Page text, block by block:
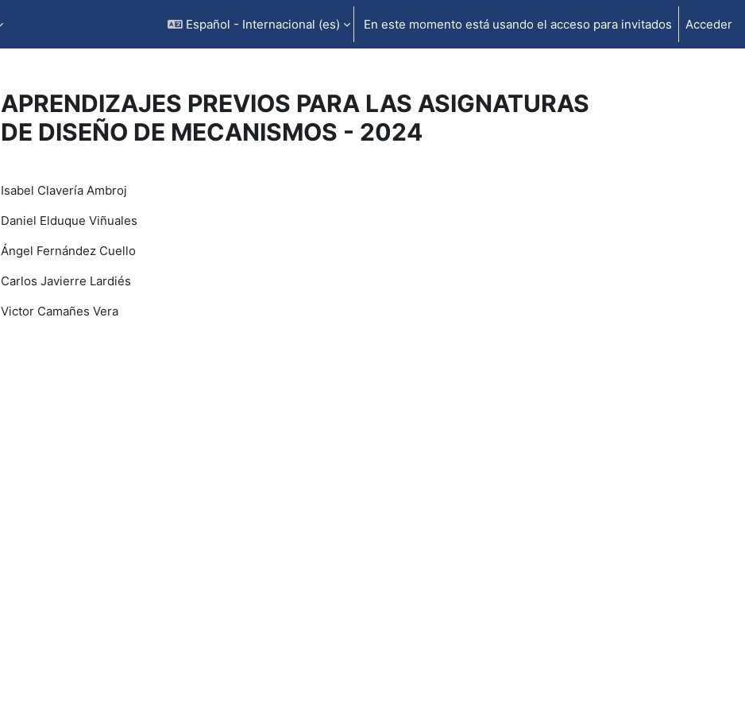
Español - Internacional ‎(es)‎ En este momento está usando el acceso para invitados Acceder
APRENDIZAJES PREVIOS PARA LAS ASIGNATURAS
DE DISEÑO DE MECANISMOS - 2024
Perfilado de sección
Isabel Clavería Ambroj
Daniel Elduque Viñuales
Ángel Fernández Cuello
Carlos Javierre Lardiés
Victor Camañes Vera